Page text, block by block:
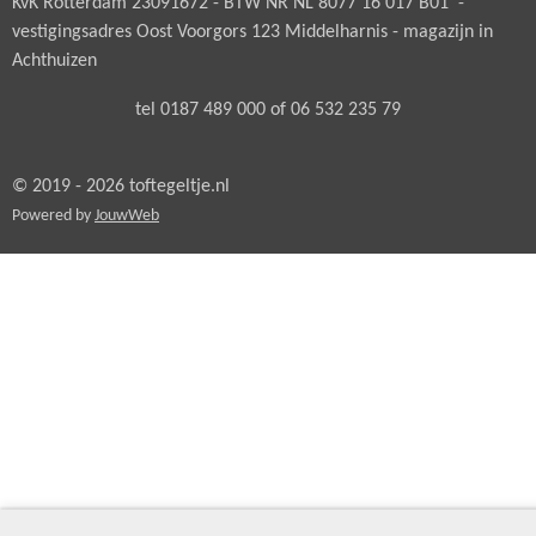
KvK Rotterdam 23091672 - BTW NR NL 8077 16 017 B01 -
vestigingsadres Oost Voorgors 123 Middelharnis - magazijn in
Achthuizen
tel 0187 489 000 of 06 532 235 79
© 2019 - 2026 toftegeltje.nl
Powered by JouwWeb